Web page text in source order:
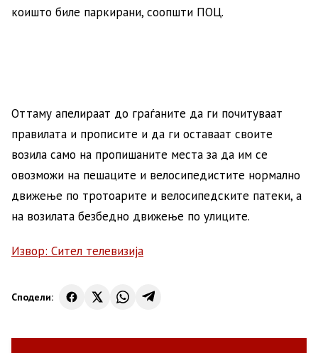
коишто биле паркирани, соопшти ПОЦ.
Оттаму апелираат до граѓаните да ги почитуваат
правилата и прописите и да ги оставаат своите
возила само на пропишаните места за да им се
овозможи на пешаците и велосипедистите нормално
движење по тротоарите и велосипедските патеки, а
на возилата безбедно движење по улиците.
Извор: Сител телевизија
Сподели: